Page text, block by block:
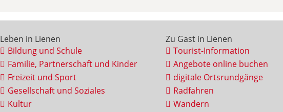
Leben in Lienen
Bildung und Schule
Familie, Partnerschaft und Kinder
Freizeit und Sport
Gesellschaft und Soziales
Kultur
Zu Gast in Lienen
Tourist-Information
Angebote online buchen
digitale Ortsrundgänge
Radfahren
Wandern